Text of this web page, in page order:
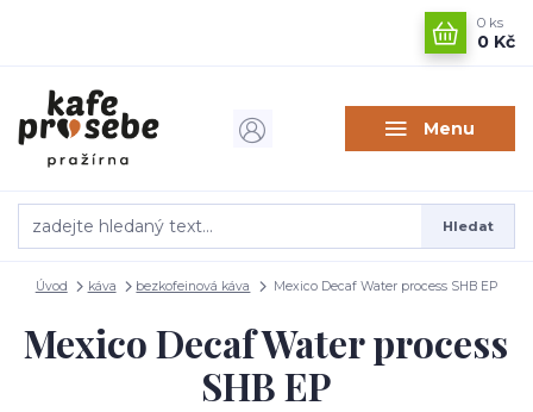
Menu
Hledat
0 ks
0 Kč
Úvod káva bezkofeinová káva Mexico Decaf Water process SHB EP
Mexico Decaf Water process
SHB EP